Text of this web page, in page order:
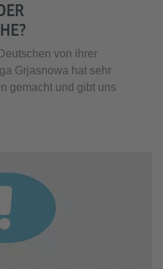
von ihrer
Grjasnowa hat sehr
gemacht und gibt uns